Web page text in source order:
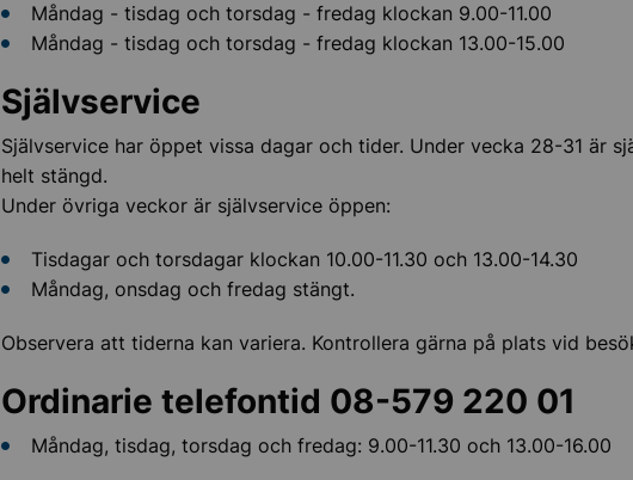
Måndag - tisdag och torsdag - fredag klockan 9.00-11.00
Måndag - tisdag och torsdag - fredag klockan 13.00-15.00
Självservice
Självservice har öppet vissa dagar och tider. Under vecka 28-31 är
helt stängd.
Under övriga veckor är självservice öppen:
Tisdagar och torsdagar klockan 10.00-11.30 och 13.00-14.30
Måndag, onsdag och fredag stängt.
Observera att tiderna kan variera. Kontrollera gärna på plats vid
Ordinarie telefontid 08-579 220 01
Måndag, tisdag, torsdag och fredag: 9.00-11.30 och 13.00-16.00